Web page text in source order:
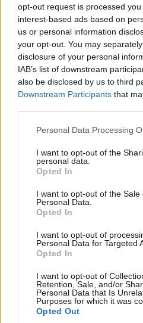
opt-out request is processed
interest-based ads based on
us or personal information
your opt-out. You may
disclosure of your personal
IAB’s list of downstream
also be disclosed by us to third
Downstream Participants that
Please note that this website/
not limited to your visit or usage
grant or deny consent to Google
use your data for below
consent section.
Personal Data Processing
I want to opt-out of the
personal data.
Opted In
I want to opt-out of the Sale
Personal Data.
Opted In
I want to opt-out of
Personal Data for Targeted
Opted In
I want to opt-out of
Retention, Sale, and/or
Personal Data that Is
Purposes for which it was
Opted Out
Συναγερμός στην
πυρ μέσα σε σχολείο –
Καλιφόρνια: Σορός